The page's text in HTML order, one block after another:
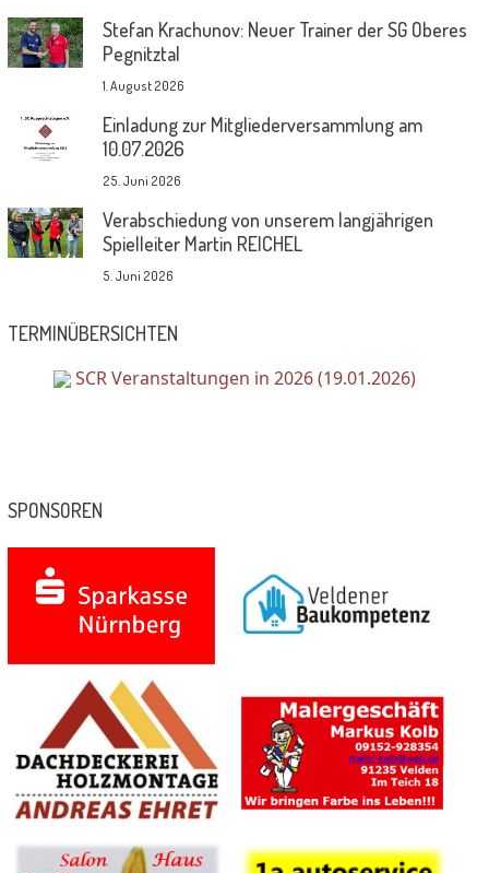
Stefan Krachunov: Neuer Trainer der SG Oberes
Pegnitztal
1. August 2026
Einladung zur Mitgliederversammlung am
10.07.2026
25. Juni 2026
Verabschiedung von unserem langjährigen
Spielleiter Martin REICHEL
5. Juni 2026
TERMINÜBERSICHTEN
SCR Veranstaltungen in 2026 (19.01.2026)
SPONSOREN